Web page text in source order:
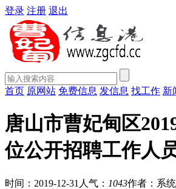
登录 注册 退出
首页 原网站 免费信息 发信息 找工作 新
唐山市曹妃甸区
位公开招聘工作人
时间：2019-12-31 人气： 1043作者：系